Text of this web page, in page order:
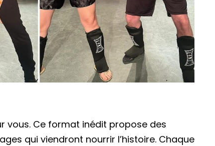
vous. Ce format inédit propose des
qui viendront nourrir l’histoire. Chaque